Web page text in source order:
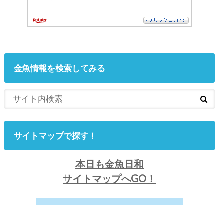
金魚情報を検索してみる
サイトマップで探す！
本日も金魚日和
サイトマップへGO！